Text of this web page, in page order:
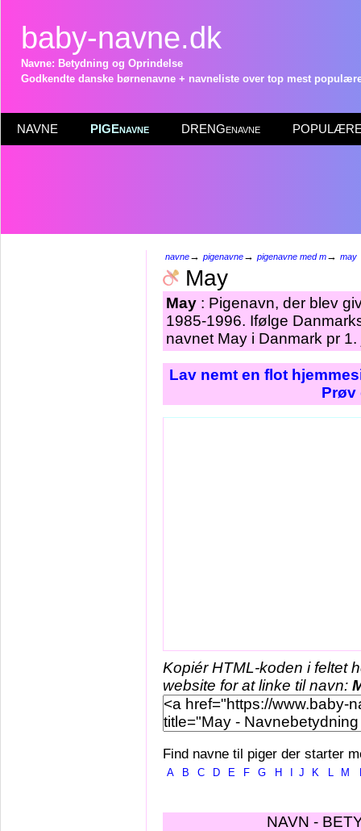
baby-navne.dk
Navne: Betydning og Oprindelse
Godkendte danske børnenavne + navneliste over top mest
NAVNE PIGEnavne DRENGenavne POPULÆRE
navne→ pigenavne→ pigenavne med m→ may
May
May : Pigenavn, der blev
1985-1996. Ifølge
navnet May i Danmark pr
Lav nemt en flot
Prøv
Kopiér HTML-koden i feltet
website for at linke til navn:
Find navne til piger der starter
A B C D E F G H J K L M
NAVN -